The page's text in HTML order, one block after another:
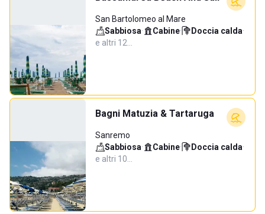
San Bartolomeo al Mare
Sabbiosa· Cabine· Doccia calda·
e altri 12…
Bagni Matuzia & Tartaruga
Sanremo
Sabbiosa· Cabine· Doccia calda·
e altri 10…